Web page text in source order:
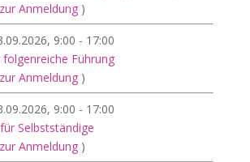
zur Anmeldung)
9:00 - 17:00
Führung
zur Anmeldung)
9:00 - 17:00
Selbstständige
zur Anmeldung)